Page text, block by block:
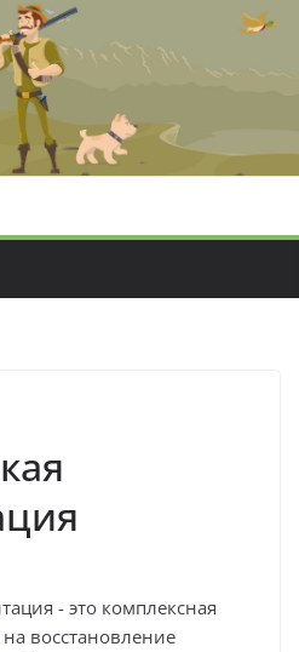
- это комплексная
восстановление